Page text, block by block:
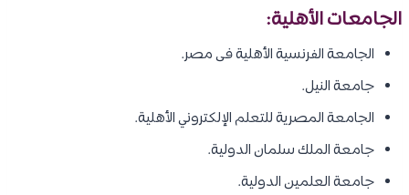
الجامعات الأهلية:
الجامعة الفرنسية الأهلية فى مصر.
جامعة النيل.
الجامعة المصرية للتعلم الإلكتروني الأهلية.
جامعة الملك سلمان الدولية.
جامعة العلمين الدولية.